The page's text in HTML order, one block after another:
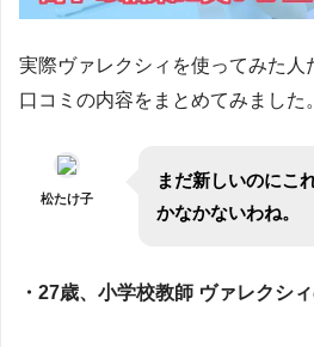
実際ヴァレクシィを使ってみた人
口コミの内容をまとめてみました。
松たけ子
まだ新しいのにこ
かなかないわね。
・27歳、小学校教師 ヴァレクシ